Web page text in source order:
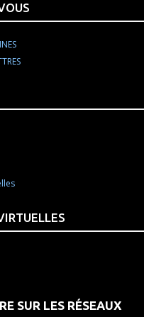
SUR LES RÉSEAUX